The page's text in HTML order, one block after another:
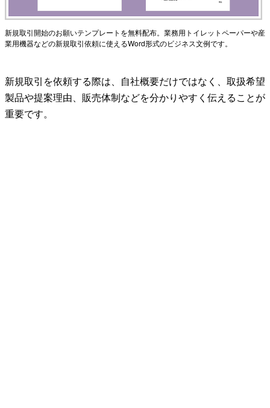
新規取引開始のお願いテンプレートを無料配布。業務用トイレットペーパーや産
業用機器などの新規取引依頼に使えるWord形式のビジネス文例です。
新規取引を依頼する際は、自社概要だけではなく、取扱希望
製品や提案理由、販売体制などを分かりやすく伝えることが
重要です。